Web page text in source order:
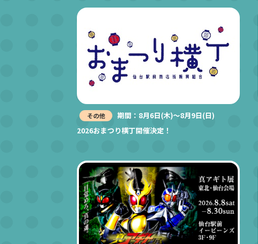
その他
期間：8月6日(木)～8月9日(日)
2026おまつり横丁開催決定！